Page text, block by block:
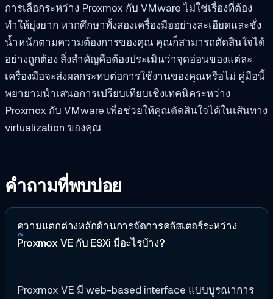
การเลือกระหว่าง Proxmox กับ VMware ไม่ใช่เรื่องที่ต้อง
ทำให้ยุ่งยาก หากศึกษาทั้งสองเครื่องมืออย่างละเอียดและชั่ง
น้ำหนักตามความต้องการของคุณ คุณก็สามารถตัดสินใจได้
อย่างถูกต้อง สิ่งสำคัญคือต้องประเมินว่าจุดอ่อนของแต่ละ
เครื่องมือจะส่งผลกระทบต่อการใช้งานของคุณหรือไม่ คู่มือนี้
พยายามนำเสนอการเปรียบเทียบเชิงเทคนิคระหว่าง
Proxmox กับ VMware เพื่อช่วยให้คุณตัดสินใจได้ในเส้นทาง
virtualization ของคุณ
คำถามที่พบบ่อย
ความแตกต่างหลักด้านการจัดการคลัสเตอร์ระหว่าง
Proxmox VE กับ ESXi มีอะไรบ้าง?
Proxmox VE มี web-based interface แบบบูรณาการ